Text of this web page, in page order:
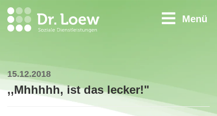
Menü
15.12.2018
,,Mhhhhh, ist das lecker!"